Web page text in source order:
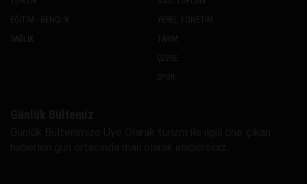
EĞİTİM - GENÇLİK
SAĞLIK
YEREL YÖNETİM
TARIM
ÇEVRE
SPOR